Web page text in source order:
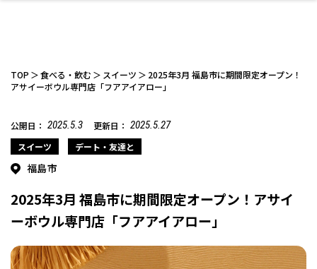
お酒 洋食 中華
デート・友達と ひとりで アウトドア
美容アイテム エイジングケア メンズ
ファッション
スポーツ・アウト
ドア
ギフト・お土産 キッズ
保険 病院・クリニック ペット
リフォーム・リノ
ベーション
自治体インフォ その他
TOP 食べる・飲む スイーツ
2025年3月 福島市に期間限定オープン！
アサイーボウル専門店「フアアイアロー」
公開日： 2025.5.3 更新日： 2025.5.27
スイーツ デート・友達と
福島市
2025年3月 福島市に期間限定オープン！アサイ
ーボウル専門店「フアアイアロー」